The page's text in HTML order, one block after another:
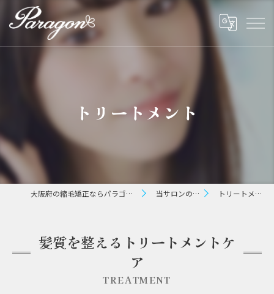
トリートメント
大阪府の縮毛矯正ならパラゴン ヘアー 当サロンの特徴 トリートメント
髪質を整えるトリートメントケ
ア
TREATMENT